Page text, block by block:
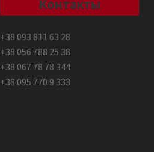
Контакты
+38 093 811 63 28
+38 056 788 25 38
+38 067 78 78 344
+38 095 770 9 333